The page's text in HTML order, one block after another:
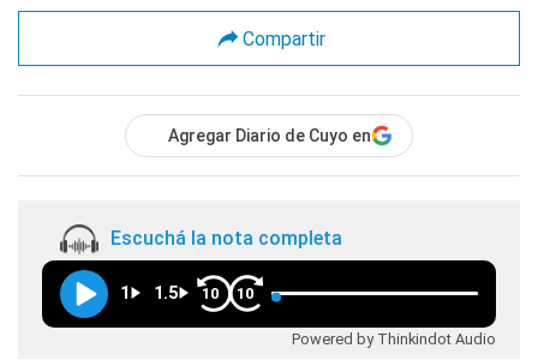
Compartir
Agregar Diario de Cuyo en
Escuchá la nota completa
1 1.5 10 10
Powered by Thinkindot Audio